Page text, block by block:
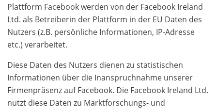
Plattform Facebook werden von der Facebook Ireland
Ltd. als Betreiberin der Plattform in der EU Daten des
Nutzers (z.B. persönliche Informationen, IP-Adresse
etc.) verarbeitet.
Diese Daten des Nutzers dienen zu statistischen
Informationen über die Inanspruchnahme unserer
Firmenpräsenz auf Facebook. Die Facebook Ireland Ltd.
nutzt diese Daten zu Marktforschungs- und